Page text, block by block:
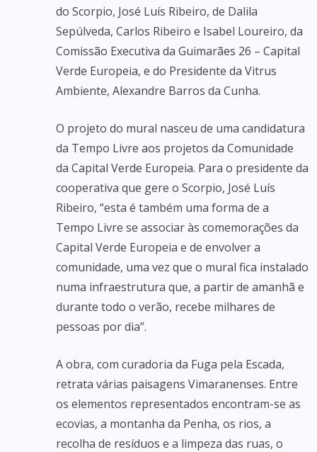
do Scorpio, José Luís Ribeiro, de Dalila
Sepúlveda, Carlos Ribeiro e Isabel Loureiro, da
Comissão Executiva da Guimarães 26 – Capital
Verde Europeia, e do Presidente da Vitrus
Ambiente, Alexandre Barros da Cunha.
O projeto do mural nasceu de uma candidatura
da Tempo Livre aos projetos da Comunidade
da Capital Verde Europeia. Para o presidente da
cooperativa que gere o Scorpio, José Luís
Ribeiro, “esta é também uma forma de a
Tempo Livre se associar às comemorações da
Capital Verde Europeia e de envolver a
comunidade, uma vez que o mural fica instalado
numa infraestrutura que, a partir de amanhã e
durante todo o verão, recebe milhares de
pessoas por dia”.
A obra, com curadoria da Fuga pela Escada,
retrata várias paisagens Vimaranenses. Entre
os elementos representados encontram-se as
ecovias, a montanha da Penha, os rios, a
recolha de resíduos e a limpeza das ruas, o